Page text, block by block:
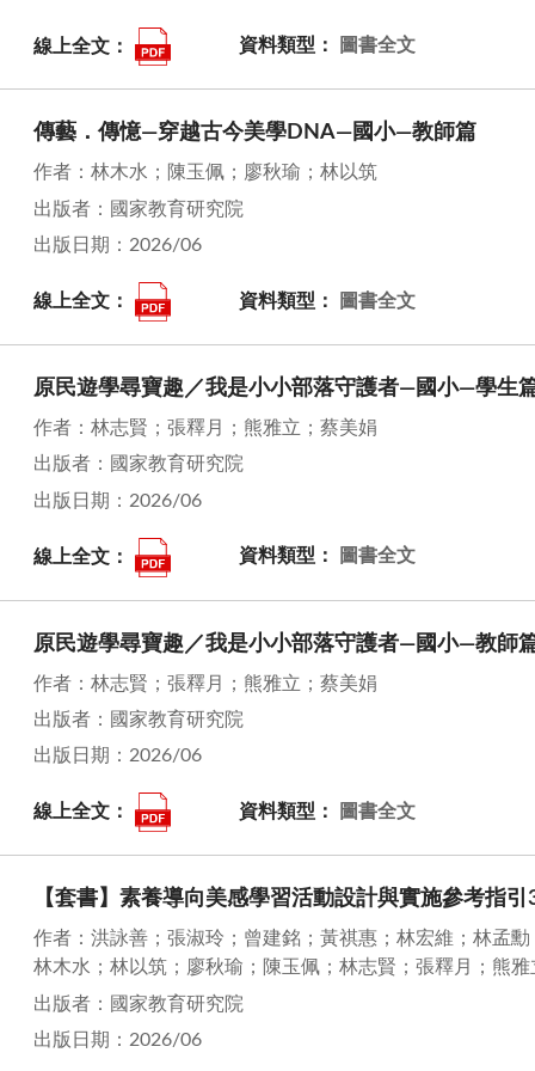
線上全文： 資料類型： 圖書全文
傳藝．傳憶—穿越古今美學DNA—國小—教師篇
作者：林木水；陳玉佩；廖秋瑜；林以筑
出版者：國家教育研究院
出版日期：2026/06
線上全文： 資料類型： 圖書全文
原民遊學尋寶趣／我是小小部落守護者—國小—學生
作者：林志賢；張釋月；熊雅立；蔡美娟
出版者：國家教育研究院
出版日期：2026/06
線上全文： 資料類型： 圖書全文
原民遊學尋寶趣／我是小小部落守護者—國小—教師
作者：林志賢；張釋月；熊雅立；蔡美娟
出版者：國家教育研究院
出版日期：2026/06
線上全文： 資料類型： 圖書全文
【套書】素養導向美感學習活動設計與實施參考指引
作者：洪詠善；張淑玲；曾建銘；黃祺惠；林宏維；林孟
林木水；林以筑；廖秋瑜；陳玉佩；林志賢；張釋月；熊
出版者：國家教育研究院
出版日期：2026/06